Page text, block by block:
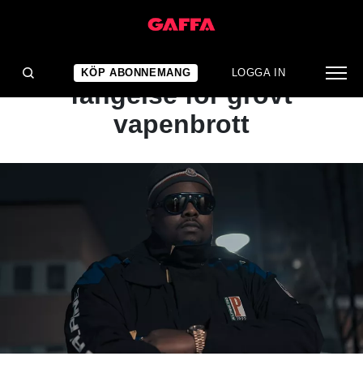
KÖP ABONNEMANG LOGGA IN
NYHET
Dree Low döms till
fängelse för grovt
vapenbrott